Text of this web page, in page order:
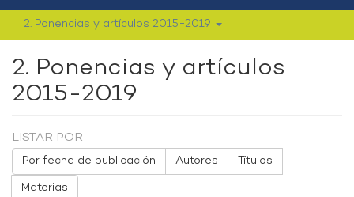
2. Ponencias y artículos 2015-2019
2. Ponencias y artículos
2015-2019
LISTAR POR
Por fecha de publicación Autores
Títulos
Materias